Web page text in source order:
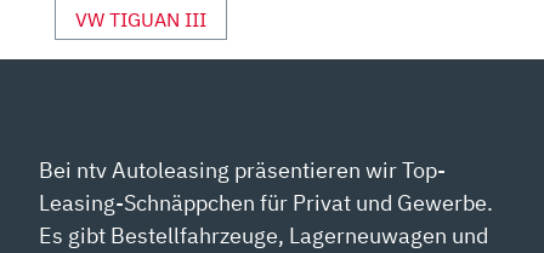
VON
YOUTUBE
VW TIGUAN III
Bei ntv Autoleasing präsentieren wir Top-
Leasing-Schnäppchen für Privat und Gewerbe.
Es gibt Bestellfahrzeuge, Lagerneuwagen und